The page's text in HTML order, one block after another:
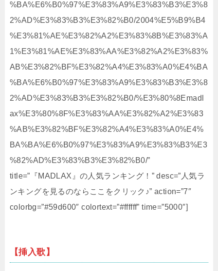
%BA%E6%B0%97%E3%83%A9%E3%83%B3%E3%8
2%AD%E3%83%B3%E3%82%B0/2004%E5%B9%B4
%E3%81%AE%E3%82%A2%E3%83%8B%E3%83%A
1%E3%81%AE%E3%83%AA%E3%82%A2%E3%83%
AB%E3%82%BF%E3%82%A4%E3%83%A0%E4%BA
%BA%E6%B0%97%E3%83%A9%E3%83%B3%E3%8
2%AD%E3%83%B3%E3%82%B0/%E3%80%8Emadl
ax%E3%80%8F%E3%83%AA%E3%82%A2%E3%83
%AB%E3%82%BF%E3%82%A4%E3%83%A0%E4%
BA%BA%E6%B0%97%E3%83%A9%E3%83%B3%E3
%82%AD%E3%83%B3%E3%82%B0/”
title=”『MADLAX』の人気ランキング！” desc=”人気ラ
ンキングを見るのならここをクリック♪” action=”7″
colorbg=”#59d600″ colortext=”#ffffff” time=”5000″]
【挿入歌】